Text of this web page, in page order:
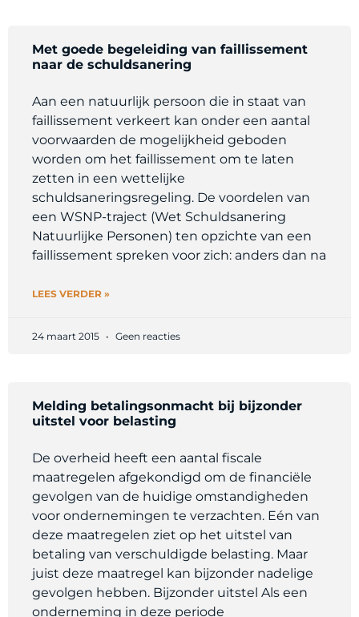
Met goede begeleiding van faillissement
naar de schuldsanering
Aan een natuurlijk persoon die in staat van
faillissement verkeert kan onder een aantal
voorwaarden de mogelijkheid geboden
worden om het faillissement om te laten
zetten in een wettelijke
schuldsaneringsregeling. De voordelen van
een WSNP-traject (Wet Schuldsanering
Natuurlijke Personen) ten opzichte van een
faillissement spreken voor zich: anders dan na
LEES VERDER »
24 maart 2015 Geen reacties
Melding betalingsonmacht bij bijzonder
uitstel voor belasting
De overheid heeft een aantal fiscale
maatregelen afgekondigd om de financiële
gevolgen van de huidige omstandigheden
voor ondernemingen te verzachten. Eén van
deze maatregelen ziet op het uitstel van
betaling van verschuldigde belasting. Maar
juist deze maatregel kan bijzonder nadelige
gevolgen hebben. Bijzonder uitstel Als een
onderneming in deze periode